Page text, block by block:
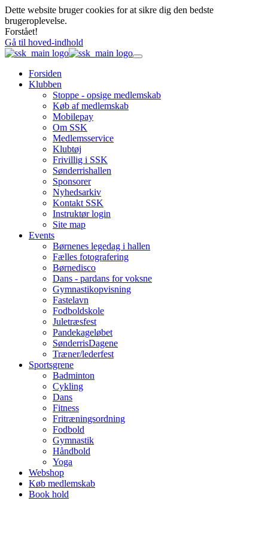
Dette website bruger cookies for at sikre dig den bedste
brugeroplevelse.
Forstået!
Gå til hoved-indhold
Forsiden
Klubben
Stoppe - opsige medlemskab
Køb af medlemskab
Mobilepay
Om SSK
Medlemsservice
Klubtøj
Frivillig i SSK
Sønderrishallen
Sponsorer
Nyhedsarkiv
Kontakt SSK
Instruktør login
Site map
Events
Børnenes legedag i hallen
Fælles fotografering
Børnedisco
Dans - pardans for voksne
Gymnastikopvisning
Fastelavn
Fodboldskole
Juletræsfest
Pandekageløbet
SønderrisDagene
Træner/lederfest
Sportsgrene
Badminton
Cykling
Dans
Fitness
Fritræningsordning
Fodbold
Gymnastik
Håndbold
Yoga
Webshop
Køb medlemskab
Book hold